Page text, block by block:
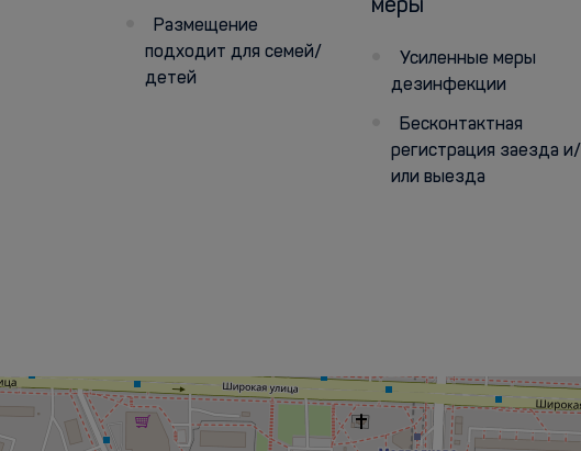
Размещение
подходит для семей/
детей
меры
Усиленные меры
дезинфекции
Бесконтактная
регистрация заезда и/
или выезда